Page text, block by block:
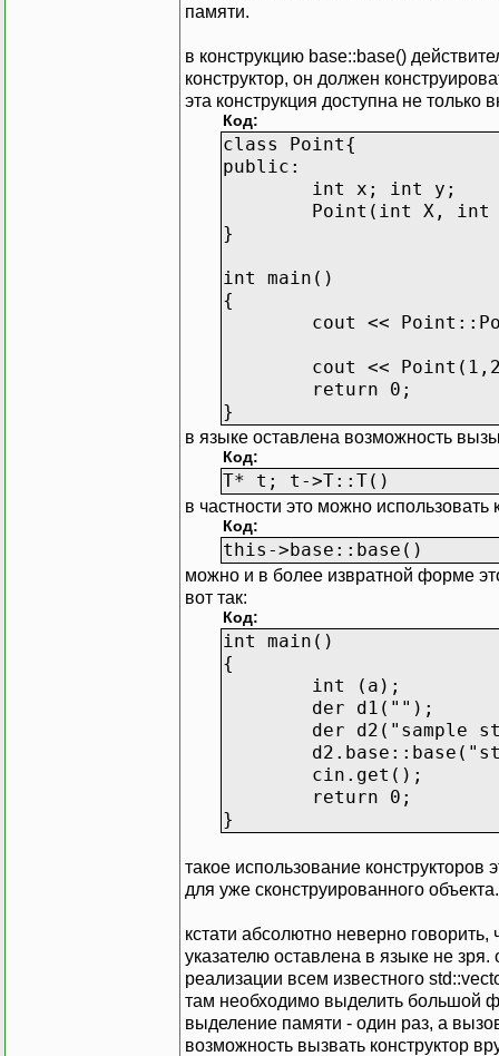
памяти.
в конструкцию base::base()
конструктор, он должен
эта конструкция доступна не только
Код:
class Point{
public:
int x; int y;
Point(int X, int
}
int main()
{
cout <<
cout <<
return 0;
}
в языке оставлена возможность
Код:
T* t; t->T::T()
в частности это можно использовать
Код:
this->base::base()
можно и в более извратной форме
вот так:
Код:
int main()
{
int (a);
der d1("");
der d2("sample
cin.get();
return 0;
}
такое использование конструкторов
для уже сконструированного
кстати абсолютно неверно говорить,
указателю оставлена в языке не
реализации всем известного
там необходимо выделить большой
выделение памяти - один раз, а
возможность вызвать конструктор